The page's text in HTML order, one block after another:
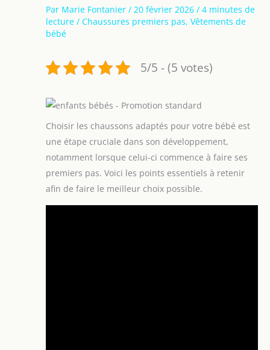
Par Marie Fontanier / 20 février 2026 / 4 minutes de
lecture / Chaussures premiers pas, Vêtements de
bébé
5/5 - (5 votes)
Choisir les chaussons adaptés pour votre bébé est
une étape cruciale dans son développement,
notamment lorsque celui-ci commence à faire ses
premiers pas. Voici les points essentiels à retenir
afin de faire le meilleur choix possible.